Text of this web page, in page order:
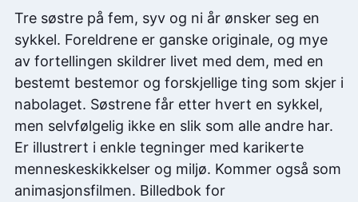
Tre søstre på fem, syv og ni år ønsker seg en
sykkel. Foreldrene er ganske originale, og mye
av fortellingen skildrer livet med dem, med en
bestemt bestemor og forskjellige ting som skjer i
nabolaget. Søstrene får etter hvert en sykkel,
men selvfølgelig ikke en slik som alle andre har.
Er illustrert i enkle tegninger med karikerte
menneskeskikkelser og miljø. Kommer også som
animasjonsfilmen. Billedbok for